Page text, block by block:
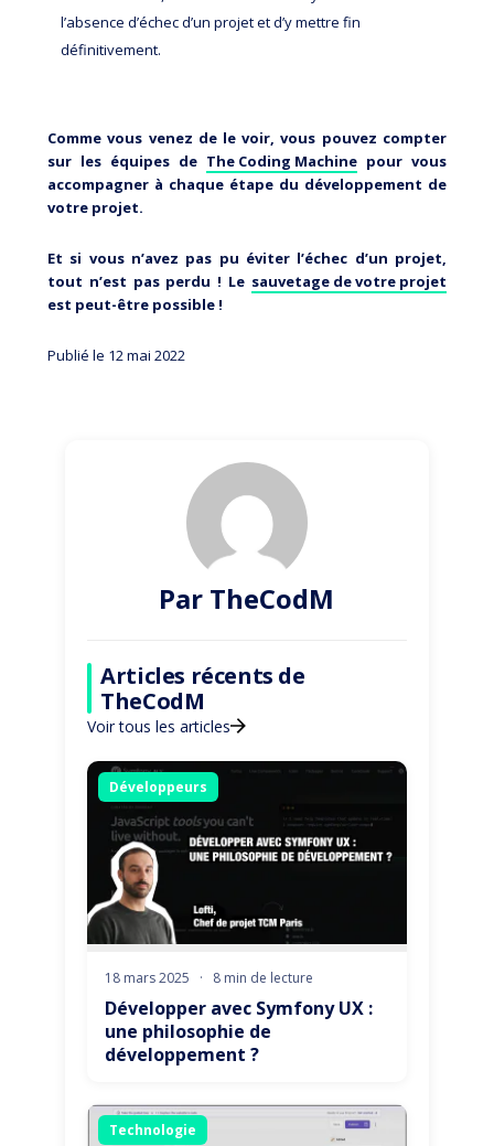
l’absence d’échec d’un projet et d’y mettre fin
définitivement.
Comme vous venez de le voir, vous pouvez compter
sur les équipes de The Coding Machinepour vous
accompagner à chaque étape du développement de
votre projet.
Et si vous n’avez pas pu éviter l’échec d’un projet,
tout n’est pas perdu ! Le sauvetage de votre projet
est peut-être possible !
Publié le 12 mai 2022
Par TheCodM
Articles récents de
TheCodM
Voir tous les articles
Développeurs
18 mars 2025 · 8 min de lecture
Développer avec Symfony UX :
une philosophie de
développement ?
Technologie